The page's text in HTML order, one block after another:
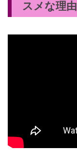
スメな理由